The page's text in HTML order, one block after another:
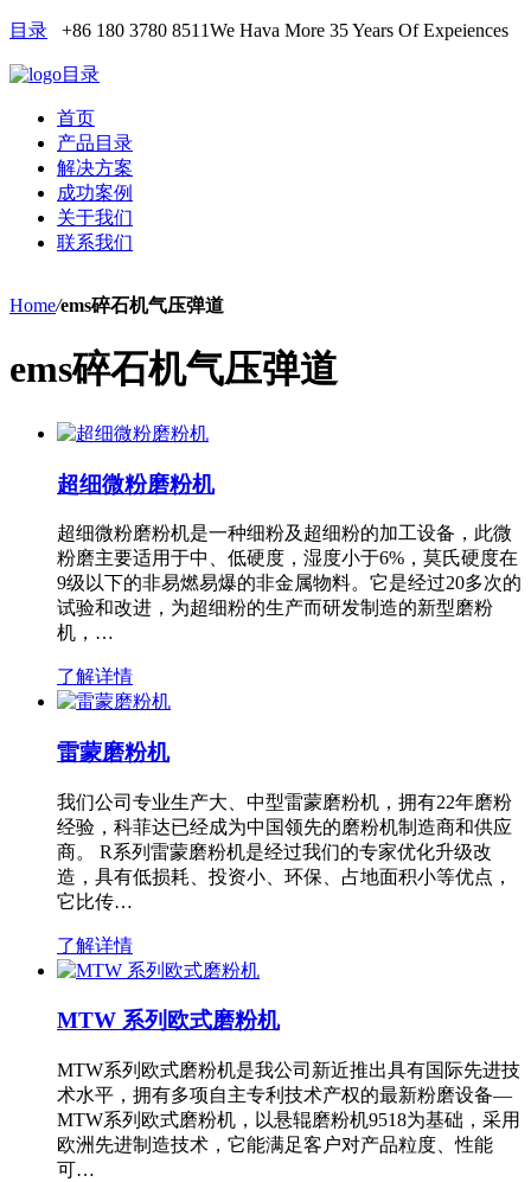
目录 +86 180 3780 8511We Hava More 35 Years Of Expeiences
目录
首页
产品目录
解决方案
成功案例
关于我们
联系我们
Home/ems碎石机气压弹道
ems碎石机气压弹道
超细微粉磨粉机
超细微粉磨粉机是一种细粉及超细粉的加工设备，此微
粉磨主要适用于中、低硬度，湿度小于6%，莫氏硬度在
9级以下的非易燃易爆的非金属物料。它是经过20多次的
试验和改进，为超细粉的生产而研发制造的新型磨粉
机，…
了解详情
雷蒙磨粉机
我们公司专业生产大、中型雷蒙磨粉机，拥有22年磨粉
经验，科菲达已经成为中国领先的磨粉机制造商和供应
商。 R系列雷蒙磨粉机是经过我们的专家优化升级改
造，具有低损耗、投资小、环保、占地面积小等优点，
它比传…
了解详情
MTW 系列欧式磨粉机
MTW系列欧式磨粉机是我公司新近推出具有国际先进技
术水平，拥有多项自主专利技术产权的最新粉磨设备—
MTW系列欧式磨粉机，以悬辊磨粉机9518为基础，采用
欧洲先进制造技术，它能满足客户对产品粒度、性能
可…